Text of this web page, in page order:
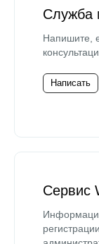
Служба
Напишите,
Написать
Сервис